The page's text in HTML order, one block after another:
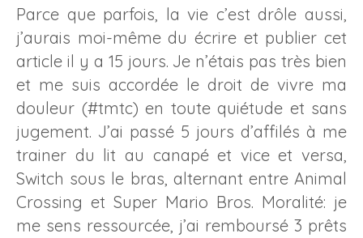
Parce que parfois, la vie c’est drôle aussi,
j’aurais moi-même du écrire et publier cet
article il y a 15 jours. Je n’étais pas très bien
et me suis accordée le droit de vivre ma
douleur (#tmtc) en toute quiétude et sans
jugement. J’ai passé 5 jours d’affilés à me
trainer du lit au canapé et vice et versa,
Switch sous le bras, alternant entre Animal
Crossing et Super Mario Bros. Moralité: je
me sens ressourcée, j’ai remboursé 3 prêts